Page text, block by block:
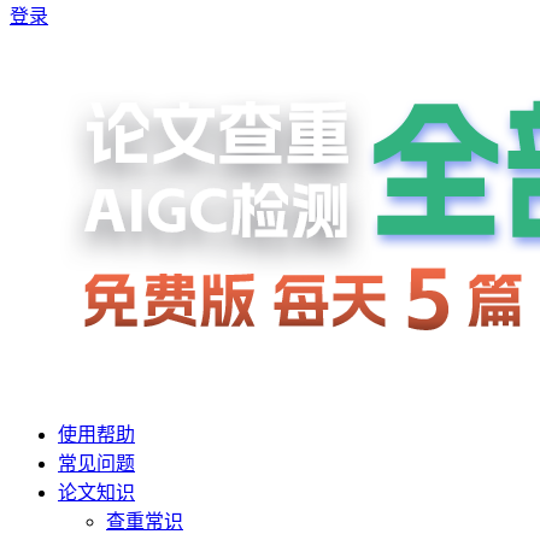
登录
使用帮助
常见问题
论文知识
查重常识